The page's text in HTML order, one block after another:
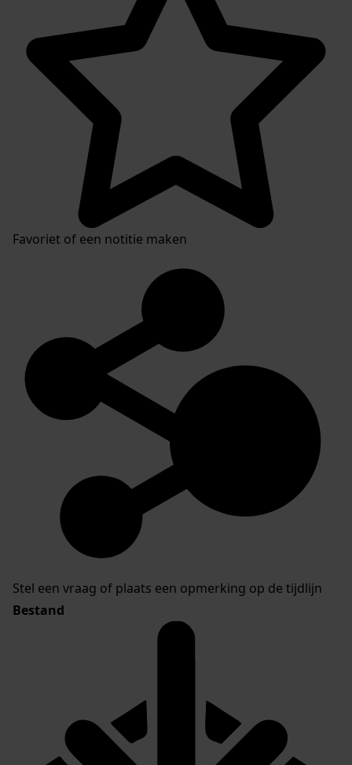
Favoriet of een notitie maken
Stel een vraag of plaats een opmerking op de tijdlijn
Bestand